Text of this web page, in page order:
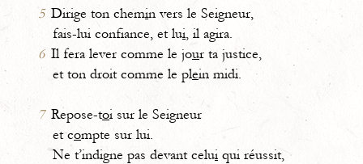
5 Dirige ton chemin vers le Seigneur,
fais-lui confiance, et lui, il agira.
6 Il fera lever comme le jour ta justice,
et ton droit comme le plein midi.
7 Repose-toi sur le Seigneur
et compte sur lui.
Ne t’indigne pas devant celui qui réussit,